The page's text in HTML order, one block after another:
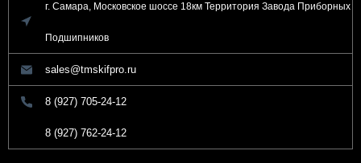
г. Самара, Московское шоссе 18км Территория Завода Приборных
Подшипников
sales@tmskifpro.ru
8 (927) 705-24-12
8 (927) 762-24-12